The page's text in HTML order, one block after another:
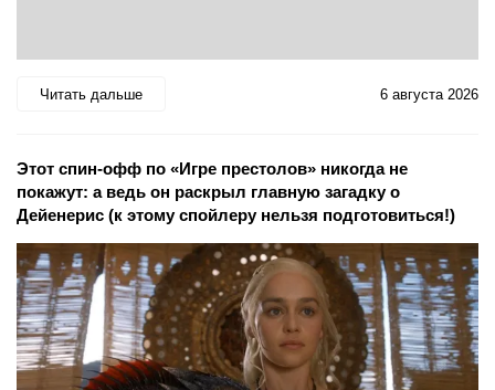
Читать дальше 6 августа 2026
Этот спин-офф по «Игре престолов» никогда не
покажут: а ведь он раскрыл главную загадку о
Дейенерис (к этому спойлеру нельзя подготовиться!)